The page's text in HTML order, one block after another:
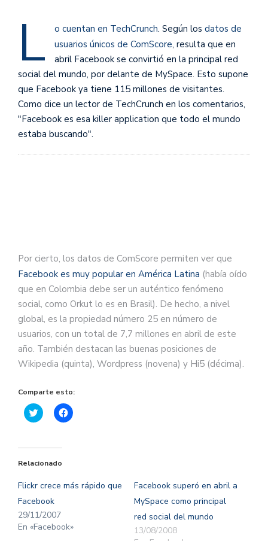
L o cuentan en TechCrunch. Según los datos de
usuarios únicos de ComScore, resulta que en
abril Facebook se convirtió en la principal red
social del mundo, por delante de MySpace. Esto supone
que Facebook ya tiene 115 millones de visitantes.
Como dice un lector de TechCrunch en los comentarios,
"Facebook es esa killer application que todo el mundo
estaba buscando".
Por cierto, los datos de ComScore permiten ver que
Facebook es muy popular en América Latina (había oído
que en Colombia debe ser un auténtico fenómeno
social, como Orkut lo es en Brasil). De hecho, a nivel
global, es la propiedad número 25 en número de
usuarios, con un total de 7,7 millones en abril de este
año. También destacan las buenas posiciones de
Wikipedia (quinta), Wordpress (novena) y Hi5 (décima).
Comparte esto:
Haz
clic
Twitter
abre
ventana
nueva)
Haz
clic
una
ventana
Relacionado
Flickr crece más rápido que
Facebook
29/11/2007
En «Facebook»
Facebook superó en abril a
MySpace como principal
red social del mundo
13/08/2008